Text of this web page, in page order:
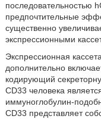
последовательностью
предпочтительные
существенно
экспрессионными
Экспрессионная
дополнительно
кодирующий
CD33 человека
иммуноглобулин-
CD33 представляет